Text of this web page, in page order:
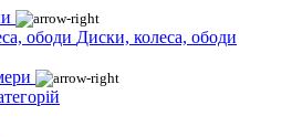
Диски, колеса, ободи